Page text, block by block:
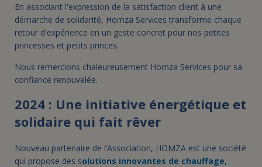
En associant l'expression de la satisfaction client à une
démarche de solidarité, Homza Services transforme chaque
retour d'expérience en un geste concret pour nos petites
princesses et petits princes.
Nous remercions chaleureusement Homza Services pour sa
confiance renouvelée.
2024 : Une initiative énergétique et
solidaire qui fait rêver
Nouveau partenaire de l’Association, HOMZA est une société
qui propose des solutions innovantes de chauffage,